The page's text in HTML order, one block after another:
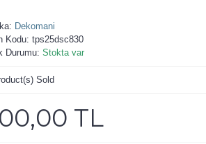
Dekomani
Kodu: tps25dsc830
Durumu: Stokta var
Sold
TL